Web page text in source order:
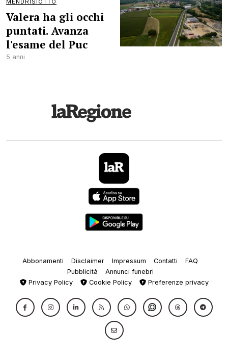
MENDRISIOTTO
Valera ha gli occhi
puntati. Avanza
l'esame del Puc
5 anni
Abbonamenti Disclaimer Impressum Contatti
FAQ
Pubblicità
Annunci funebri
Privacy Policy
Cookie Policy Preferenze privacy